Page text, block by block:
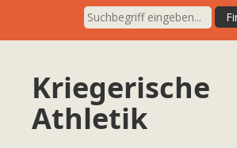
Kriegerische
Athletik